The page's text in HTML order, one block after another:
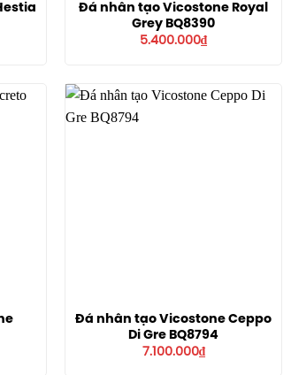
Đá nhân tạo Vicostone Royal
Grey BQ8390
5.400.000₫
Đá nhân tạo Vicostone Ceppo
Di Gre BQ8794
7.100.000₫